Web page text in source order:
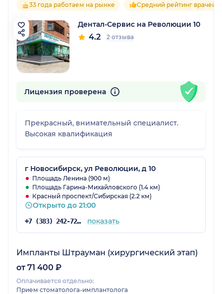
33 года работаем на рынке Средний рейтинг врачей
Дентал-Сервис на Революции 10
4.2 2 отзыва
Лицензия проверена
Прекрасный, внимательный специалист.
Высокая квалификация
г Новосибирск, ул Революции, д 10
Площадь Ленина (900 м)
Площадь Гарина-Михайловского (1.4 км)
Красный проспект/Сибирская (2.2 км)
Открыто до 21:00
+7 (383) 242-72-46 показать
Импланты Штрауман (хирургический этап)
от 71 400 ₽
Оплачивается отдельно:
Прием стоматолога-имплантолога